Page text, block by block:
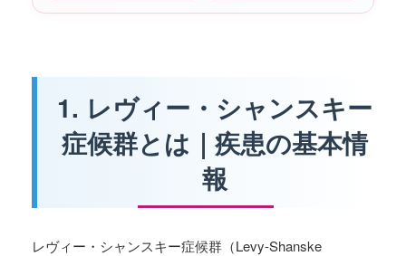
1. レヴィー・シャンスキー
症候群とは｜疾患の基本情
報
レヴィー・シャンスキー症候群（Levy-Shanske